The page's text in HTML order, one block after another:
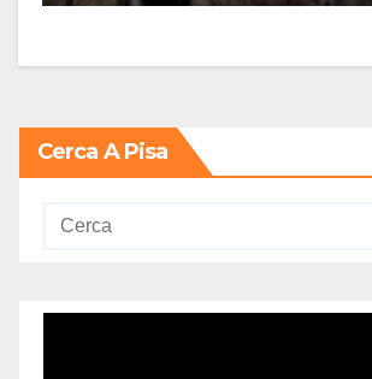
Cerca A Pisa